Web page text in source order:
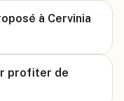
à Cervinia
profiter de